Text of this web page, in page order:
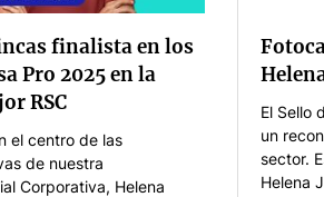
finalista en los
Pro 2025 en la
RSC
el centro de las
de nuestra
Corporativa, Helena
El Sello
un
sector.
Helena